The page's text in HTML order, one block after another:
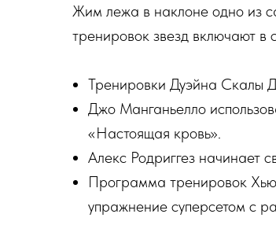
Жим лежа в наклоне одно из
тренировок звезд включают в
Тренировки Дуэйна Скалы
Джо Манганьелло
«Настоящая кровь».
Алекс Родриггез начинает
Программа тренировок
упражнение суперсетом с